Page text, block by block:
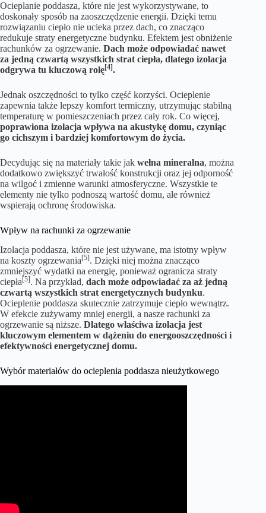
Ocieplanie poddasza, które nie jest wykorzystywane, to
doskonały sposób na zaoszczędzenie energii. Dzięki temu
rozwiązaniu ciepło nie ucieka przez dach, co znacząco
redukuje straty energetyczne budynku. Efektem jest obniżenie
rachunków za ogrzewanie. Dach może odpowiadać nawet
za jedną czwartą wszystkich strat ciepła, dlatego izolacja
odgrywa tu kluczową rolę[4].
Jednak oszczędności to tylko część korzyści. Ocieplenie
zapewnia także lepszy komfort termiczny, utrzymując stabilną
temperaturę w pomieszczeniach przez cały rok. Co więcej,
poprawiona izolacja wpływa na akustykę domu, czyniąc
go cichszym i bardziej komfortowym do życia.
Decydując się na materiały takie jak wełna mineralna, można
dodatkowo zwiększyć trwałość konstrukcji oraz jej odporność
na wilgoć i zmienne warunki atmosferyczne. Wszystkie te
elementy nie tylko podnoszą wartość domu, ale również
wspierają ochronę środowiska.
Wpływ na rachunki za ogrzewanie
Izolacja poddasza, które nie jest używane, ma istotny wpływ
na koszty ogrzewania[5]. Dzięki niej można znacząco
zmniejszyć wydatki na energię, ponieważ ogranicza straty
ciepła[5]. Na przykład, dach może odpowiadać za aż jedną
czwartą wszystkich strat energetycznych budynku.
Ocieplenie poddasza skutecznie zatrzymuje ciepło wewnątrz.
W efekcie zużywamy mniej energii, a nasze rachunki za
ogrzewanie są niższe. Dlatego właściwa izolacja jest
kluczowym elementem w dążeniu do energooszczędności i
efektywności energetycznej domu.
Wybór materiałów do ocieplenia poddasza nieużytkowego